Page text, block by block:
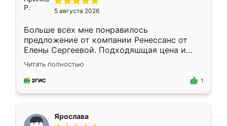
5 августа 2026
Больше всех мне понравилось
предложение от компании Ренессанс от
Елены Сергеевой. Подходяшщая цена и
короткие сроки изготовления. Приехавший
для замера сотрудник Владислав
предложил по моему эскизу самый
Читать полностью
1
Ярослава